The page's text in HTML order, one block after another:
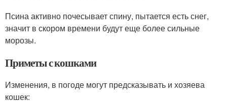
Псина активно почесывает спину, пытается есть снег,
значит в скором времени будут еще более сильные
морозы.
Приметы с кошками
Изменения, в погоде могут предсказывать и хозяева
кошек: